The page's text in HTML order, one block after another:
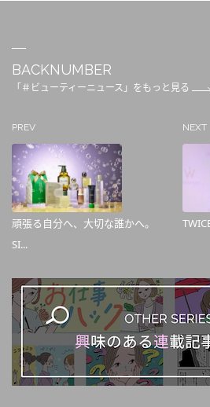
BACKNUMBER
「＃ビューティーニュース」をもっと見る
PREV
頑張る自分へ、大切な誰かへ。
SI...
NEXT